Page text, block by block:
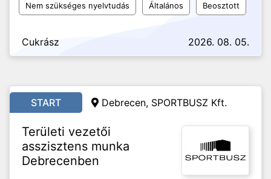
Nem szükséges nyelvtudás Általános Beosztott
Cukrász 2026. 08. 05.
START Debrecen, SPORTBUSZ Kft.
Területi vezetői
asszisztens munka
Debrecenben